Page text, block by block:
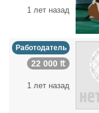
1 лет назад
Работодатель
22 000 ₶
1 лет назад